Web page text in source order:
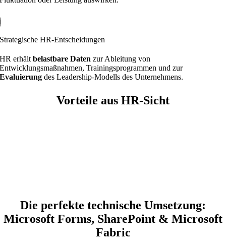
Strategische HR-Entscheidungen
HR erhältbelastbare Daten zur Ableitung von
Entwicklungsmaßnahmen, Trainingsprogrammen und zur
Evaluierung des Leadership-Modells des Unternehmens.
Vorteile aus HR-Sicht
Die perfekte technische Umsetzung:
Microsoft Forms, SharePoint & Microsoft
Fabric